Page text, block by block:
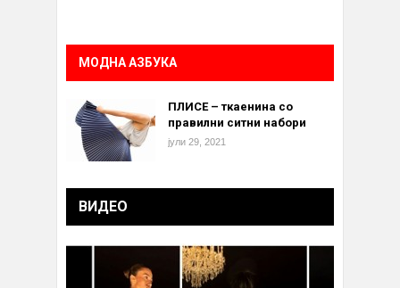
МОДНА АЗБУКА
ПЛИСЕ – ткаенина со
правилни ситни набори
јули 29, 2021
ВИДЕО